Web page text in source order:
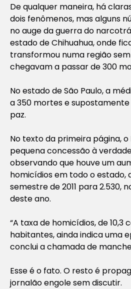
De qualquer maneira, há
dois fenômenos, mas alguns
no auge da guerra do
estado de Chihuahua, onde
transformou numa região
chegavam a passar de 300
No estado de São Paulo, a
a 350 mortes e
paz.
No texto da primeira página,
pequena concessão à
observando que houve um
homicídios em todo o estado,
semestre de 2011 para 2.530,
deste ano.
“A taxa de homicídios, de 10,3
habitantes, ainda indica uma
conclui a chamada de
Esse é o fato. O resto é
jornalão engole sem discutir.